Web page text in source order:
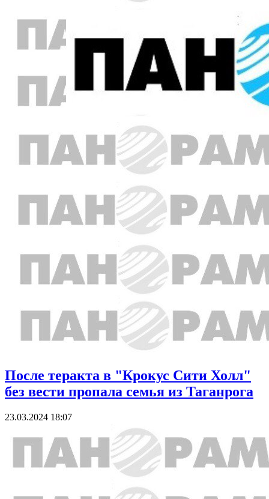
После теракта в "Крокус Сити Холл"
без вести пропала семья из Таганрога
23.03.2024 18:07